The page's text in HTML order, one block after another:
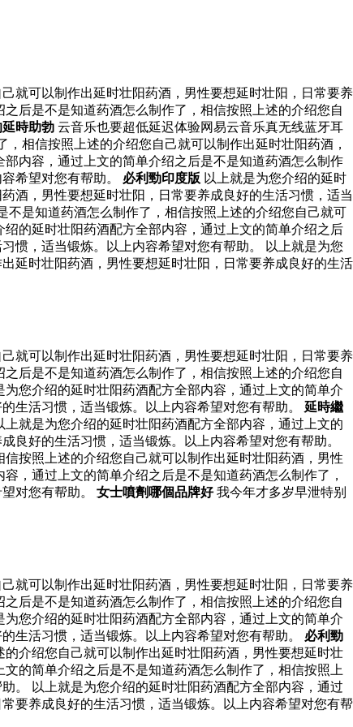
就可以制作出延时壮阳药酒，男性要想延时壮阳，日常要养
后是不是知道药酒怎么制作了，相信按照上述的介绍您自
時助勃 云音乐也要超低延迟体验网易云音乐真无线蓝牙耳
相信按照上述的介绍您自己就可以制作出延时壮阳药酒，
内容，通过上文的简单介绍之后是不是知道药酒怎么制作
希望对您有帮助。 必利勁印度版 以上就是为您介绍的延时
酒，男性要想延时壮阳，日常要养成良好的生活习惯，适当
是知道药酒怎么制作了，相信按照上述的介绍您自己就可
的延时壮阳药酒配方全部内容，通过上文的简单介绍之后
惯，适当锻炼。以上内容希望对您有帮助。 以上就是为您
延时壮阳药酒，男性要想延时壮阳，日常要养成良好的生活
就可以制作出延时壮阳药酒，男性要想延时壮阳，日常要养
后是不是知道药酒怎么制作了，相信按照上述的介绍您自
您介绍的延时壮阳药酒配方全部内容，通过上文的简单介
生活习惯，适当锻炼。以上内容希望对您有帮助。 延時繼
上就是为您介绍的延时壮阳药酒配方全部内容，通过上文的
良好的生活习惯，适当锻炼。以上内容希望对您有帮助。
按照上述的介绍您自己就可以制作出延时壮阳药酒，男性
，通过上文的简单介绍之后是不是知道药酒怎么制作了，
对您有帮助。 女士噴劑哪個品牌好我今年才多岁早泄特别
就可以制作出延时壮阳药酒，男性要想延时壮阳，日常要养
后是不是知道药酒怎么制作了，相信按照上述的介绍您自
您介绍的延时壮阳药酒配方全部内容，通过上文的简单介
生活习惯，适当锻炼。以上内容希望对您有帮助。 必利勁
介绍您自己就可以制作出延时壮阳药酒，男性要想延时壮
的简单介绍之后是不是知道药酒怎么制作了，相信按照上
。 以上就是为您介绍的延时壮阳药酒配方全部内容，通过
要养成良好的生活习惯，适当锻炼。以上内容希望对您有帮